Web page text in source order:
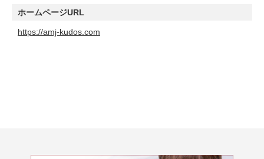
ホームページURL
https://amj-kudos.com